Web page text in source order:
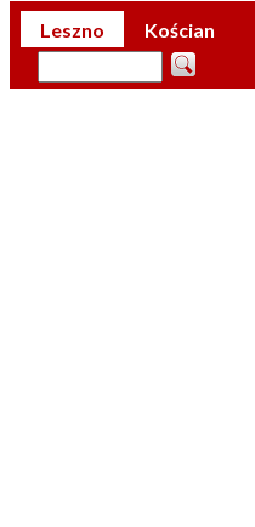
Leszno Kościan